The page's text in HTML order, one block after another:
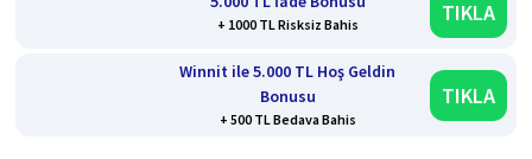
5.000 TL İade Bonusu
+ 1000 TL Risksiz Bahis TIKLA
Winnit ile 5.000 TL Hoş Geldin
Bonusu
TIKLA